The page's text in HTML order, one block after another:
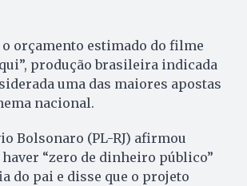
orçamento estimado do filme
produção brasileira indicada
uma das maiores apostas
nacional.
Bolsonaro (PL-RJ) afirmou
“zero de dinheiro público”
do pai e disse que o projeto